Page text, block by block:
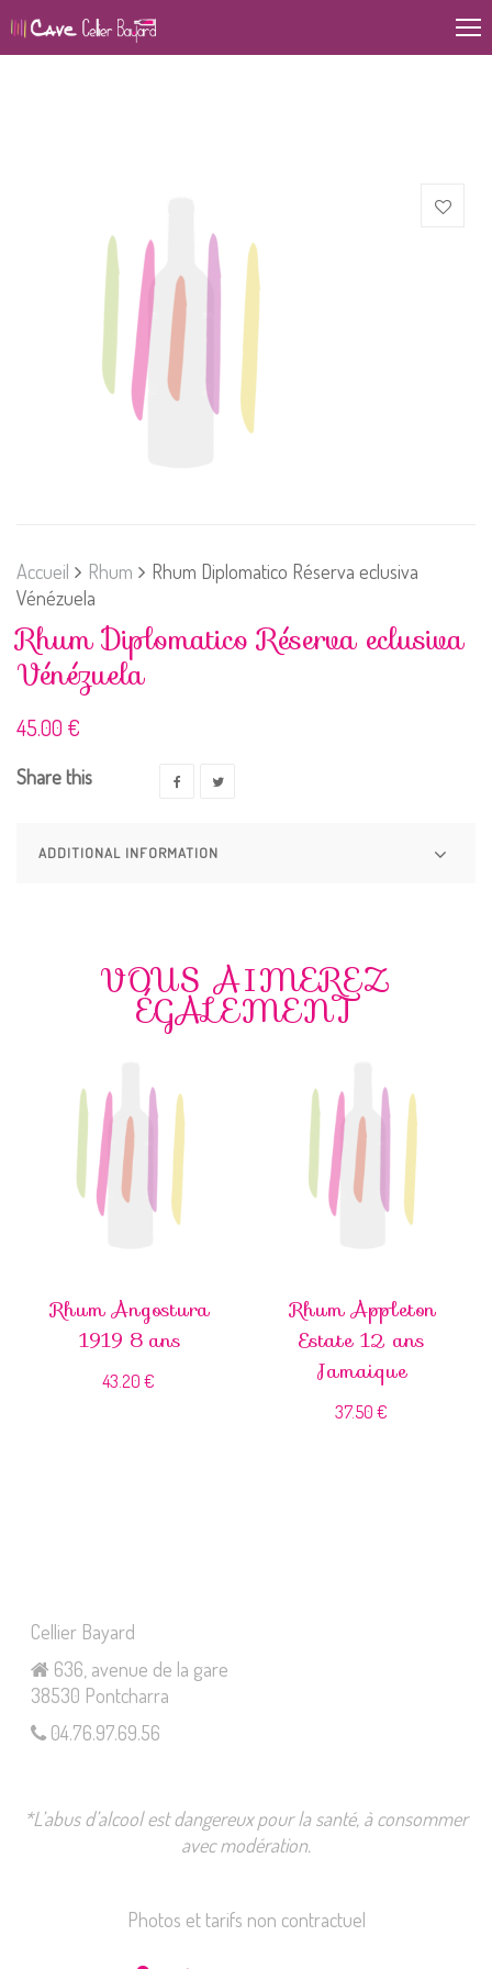
Accueil Rhum
Rhum Diplomatico Réserva eclusiva
Vénézuela
Rhum Diplomatico Réserva eclusiva
Vénézuela
45.00 €
Share this
ADDITIONAL INFORMATION
VOUS AIMEREZ
ÉGALEMENT
Rhum Angostura
1919 8 ans
43.20€
Rhum Appleton
Estate 12 ans
Jamaique
37.50 €
Cellier Bayard
636, avenue de la gare
38530 Pontcharra
04.76.97.69.56
*L’abus d’alcool est dangereux pour la santé, à consommer
avec modération.
Photos et tarifs non contractuel